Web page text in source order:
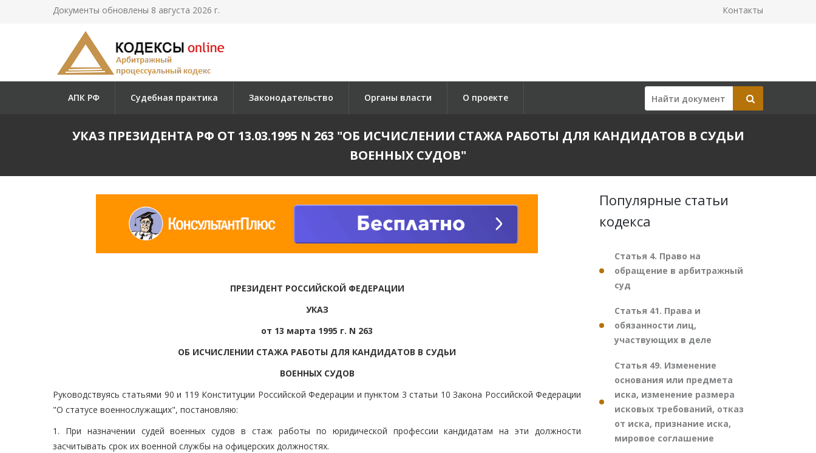
Документы обновлены 8 августа 2026 г. Контакты
АПК РФ Судебная практика Законодательство Органы власти О проекте
УКАЗ ПРЕЗИДЕНТА РФ ОТ 13.03.1995 N 263 "ОБ ИСЧИСЛЕНИИ СТАЖА РАБОТЫ ДЛЯ КАНДИДАТОВ В СУДЬИ
ВОЕННЫХ СУДОВ"
ПРЕЗИДЕНТ РОССИЙСКОЙ ФЕДЕРАЦИИ
УКАЗ
от 13 марта 1995 г. N 263
ОБ ИСЧИСЛЕНИИ СТАЖА РАБОТЫ ДЛЯ КАНДИДАТОВ В СУДЬИ
ВОЕННЫХ СУДОВ
Руководствуясь статьями 90 и 119 Конституции Российской Федерации и пунктом 3 статьи 10 Закона Российской Федерации
"О статусе военнослужащих", постановляю:
1. При назначении судей военных судов в стаж работы по юридической профессии кандидатам на эти должности
засчитывать срок их военной службы на офицерских должностях.
Популярные статьи
кодекса
Статья 4. Право на
обращение в арбитражный
суд
Статья 41. Права и
обязанности лиц,
участвующих в деле
Статья 49. Изменение
основания или предмета
иска, изменение размера
исковых требований, отказ
от иска, признание иска,
мировое соглашение